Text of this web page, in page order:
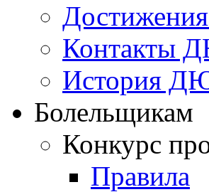
Контакты
История
Болельщикам
Конкурс
Правила